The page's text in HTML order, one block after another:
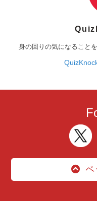
身の回りの気になること